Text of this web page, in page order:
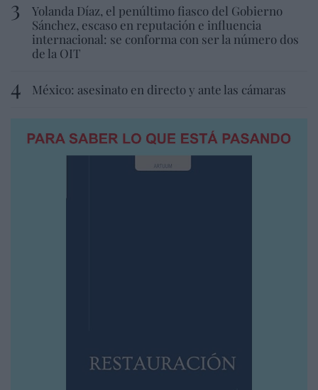
Yolanda Díaz, el penúltimo fiasco del Gobierno
Sánchez, escaso en reputación e influencia
internacional: se conforma con ser la número dos
de la OIT
México: asesinato en directo y ante las cámaras